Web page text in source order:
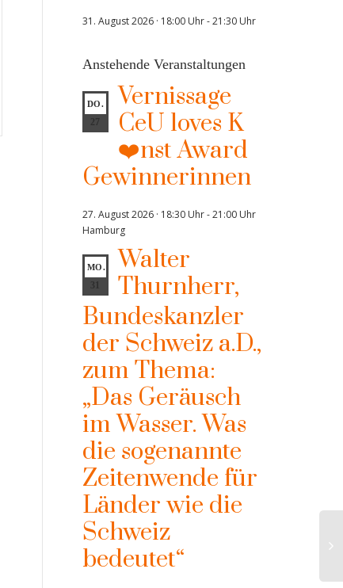
31. August 2026 · 18:00 Uhr-21:30 Uhr
Anstehende Veranstaltungen
DO.
27
Vernissage
CeU loves K
❤️nst Award
Gewinnerinnen
27. August 2026 · 18:30 Uhr-21:00 Uhr
Hamburg
MO.
Walter
Thurnherr,
Bundeskanzler
der Schweiz a.D.,
zum Thema:
„Das Geräusch
im Wasser. Was
die sogenannte
Zeitenwende für
Länder wie die
Schweiz
bedeutet“